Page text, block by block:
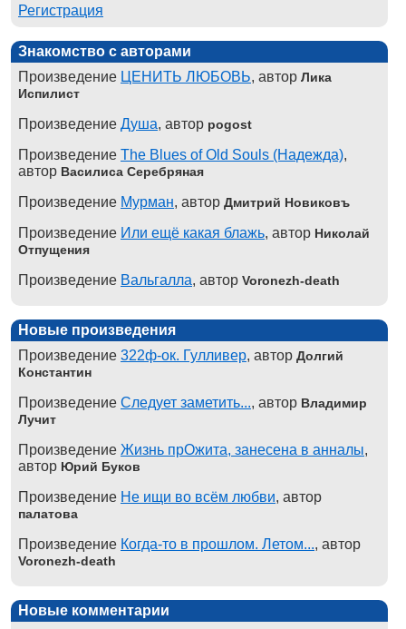
Регистрация
Знакомство с авторами
Произведение ЦЕНИТЬ ЛЮБОВЬ, автор Лика
Испилист
Произведение Душа, автор pogost
Произведение The Blues of Old Souls (Надежда),
автор Василиса Серебряная
Произведение Мурман, автор Дмитрий Новиковъ
Произведение Или ещё какая блажь, автор Николай
Отпущения
Произведение Вальгалла, автор Voronezh-death
Новые произведения
Произведение 322ф-ок. Гулливер, автор Долгий
Константин
Произведение Следует заметить..., автор Владимир
Лучит
Произведение Жизнь прОжита, занесена в анналы,
автор Юрий Буков
Произведение Не ищи во всём любви, автор
палатова
Произведение Когда-то в прошлом. Летом..., автор
Voronezh-death
Новые комментарии